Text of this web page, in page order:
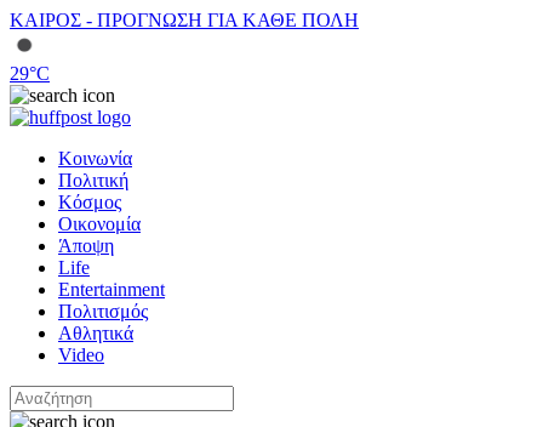
ΚΑΙΡΟΣ - ΠΡΟΓΝΩΣΗ ΓΙΑ ΚΑΘΕ ΠΟΛΗ
29°C
Κοινωνία
Πολιτική
Κόσμος
Οικονομία
Άποψη
Life
Entertainment
Πολιτισμός
Αθλητικά
Video